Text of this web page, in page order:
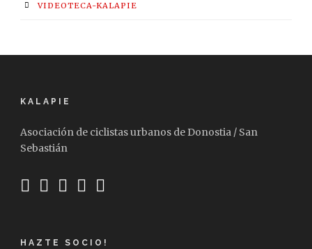
VIDEOTECA-KALAPIE
KALAPIE
Asociación de ciclistas urbanos de Donostia / San
Sebastián
HAZTE SOCIO!